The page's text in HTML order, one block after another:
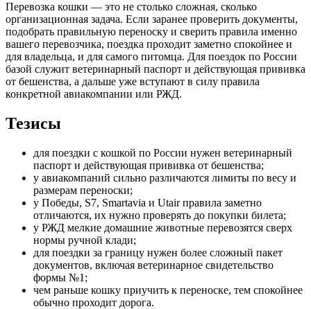
Перевозка кошки — это не столько сложная, сколько
организационная задача. Если заранее проверить документы,
подобрать правильную переноску и сверить правила именно
вашего перевозчика, поездка проходит заметно спокойнее и
для владельца, и для самого питомца. Для поездок по России
базой служит ветеринарный паспорт и действующая прививка
от бешенства, а дальше уже вступают в силу правила
конкретной авиакомпании или РЖД.
Тезисы
для поездки с кошкой по России нужен ветеринарный
паспорт и действующая прививка от бешенства;
у авиакомпаний сильно различаются лимиты по весу и
размерам переноски;
у Победы, S7, Smartavia и Utair правила заметно
отличаются, их нужно проверять до покупки билета;
у РЖД мелкие домашние животные перевозятся сверх
нормы ручной клади;
для поездки за границу нужен более сложный пакет
документов, включая ветеринарное свидетельство
формы №1;
чем раньше кошку приучить к переноске, тем спокойнее
обычно проходит дорога.